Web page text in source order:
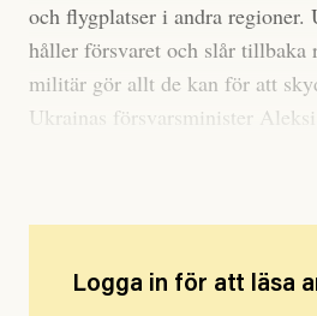
och flygplatser i andra regioner.
håller försvaret och slår tillbaka
militär gör allt de kan för att
Ukrainas försvarsminister
Logga in för att läsa